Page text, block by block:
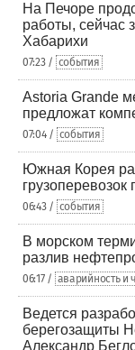
На Печоре
работы, сейчас
Хабарихи
07:23 / события
Astoria Grande
предложат
07:04 / события
Южная Корея
06:43 / события
В морском
разлив
06:17 / аварийность и
Ведется
берегозащиты
Александр